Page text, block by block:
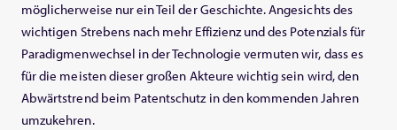
möglicherweise nur ein Teil der Geschichte. Angesichts des
wichtigen Strebens nach mehr Effizienz und des Potenzials für
Paradigmenwechsel in der Technologie vermuten wir, dass es
für die meisten dieser großen Akteure wichtig sein wird, den
Abwärtstrend beim Patentschutz in den kommenden Jahren
umzukehren.